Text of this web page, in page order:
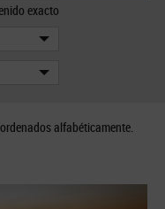
exacto
alfabéticamente.